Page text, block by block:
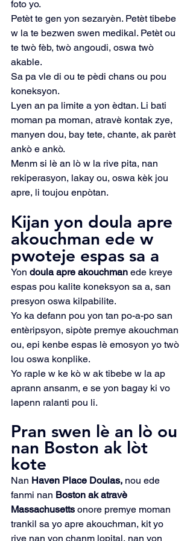
foto yo.
Petèt te gen yon sezaryèn. Petèt tibebe
w la te bezwen swen medikal. Petèt ou
te twò fèb, twò angoudi, oswa twò
akable.
Sa pa vle di ou te pèdi chans ou pou
koneksyon.
Lyen an pa limite a yon èdtan. Li bati
moman pa moman, atravè kontak zye,
manyen dou, bay tete, chante, ak parèt
ankò e ankò.
Menm si lè an lò w la rive pita, nan
rekiperasyon, lakay ou, oswa kèk jou
apre, li toujou enpòtan.
Kijan yon doula apre
akouchman ede w
pwoteje espas sa a
Yon doula apre akouchman ede kreye
espas pou kalite koneksyon sa a, san
presyon oswa kilpabilite.
Yo ka defann pou yon tan po-a-po san
entèripsyon, sipòte premye akouchman
ou, epi kenbe espas lè emosyon yo twò
lou oswa konplike.
Yo raple w ke kò w ak tibebe w la ap
aprann ansanm, e se yon bagay ki vo
lapenn ralanti pou li.
Pran swen lè an lò ou
nan Boston ak lòt
kote
Nan Haven Place Doulas, nou ede
fanmi nan Boston ak atravè
Massachusetts onore premye moman
trankil sa yo apre akouchman, kit yo
rive nan yon chanm lopital, nan yon